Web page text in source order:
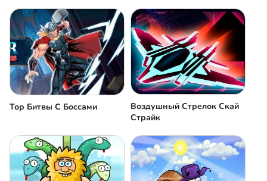
Тор Битвы С Боссами
Воздушный Стрелок Скай
Страйк